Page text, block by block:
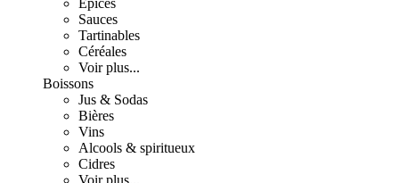
Epices
Sauces
Tartinables
Céréales
Voir plus...
Boissons
Jus & Sodas
Bières
Vins
Alcools & spiritueux
Cidres
Voir plus...